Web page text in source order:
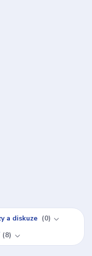
a diskuze
0
8